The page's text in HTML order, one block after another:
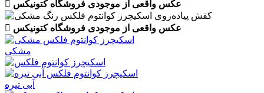
عکس واقعی از موجودی فروشگاه کتونیکس
عکس واقعی از موجودی فروشگاه کتونیکس
مشکی
آبی تیره